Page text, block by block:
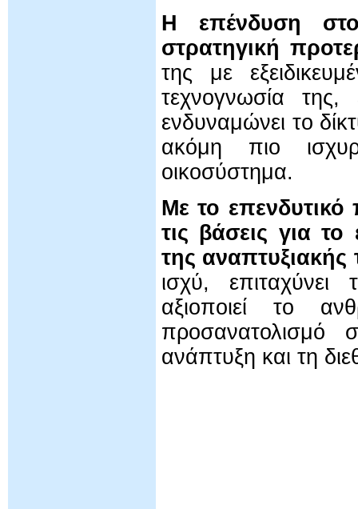
Η επένδυση
στρατηγική
της με
τεχνογνωσία της,
ενδυναμώνει το
ακόμη πιο
οικοσύστημα.
Με το
τις βάσεις για
της αναπτυξιακής
ισχύ,
αξιοποιεί το
προσανατολισμό
ανάπτυξη και τη